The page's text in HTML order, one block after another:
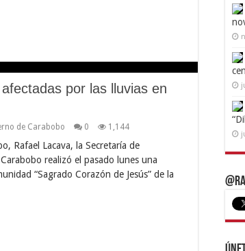
por las lluvias en
de Carabobo 0 1,144
Rafael Lacava, la Secretaría de
realizó el pasado lunes una
“Sagrado Corazón de Jesús” de la